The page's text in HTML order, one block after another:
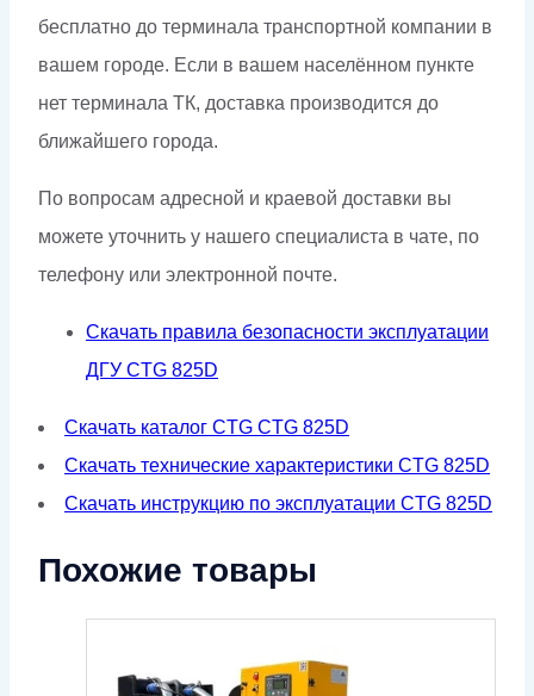
бесплатно до терминала транспортной компании в
вашем городе. Если в вашем населённом пункте
нет терминала ТК, доставка производится до
ближайшего города.
По вопросам адресной и краевой доставки вы
можете уточнить у нашего специалиста в чате, по
телефону или электронной почте.
Скачать правила безопасности эксплуатации
ДГУ CTG 825D
Скачать каталог CTG CTG 825D
Скачать технические характеристики CTG 825D
Скачать инструкцию по эксплуатации CTG 825D
Похожие товары